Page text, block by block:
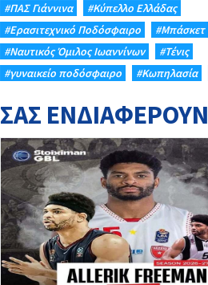
#ΠΑΣ Γιάννινα
#Κύπελλο Ελλάδας
#Eρασιτεχνικό Ποδόσφαιρο
#Μπάσκετ
#Ναυτικός Όμιλος Ιωαννίνων
#Τένις
#γυναικείο ποδόσφαιρο
#Κωπηλασία
ΣΑΣ ΕΝΔΙΑΦΕΡΟΥΝ